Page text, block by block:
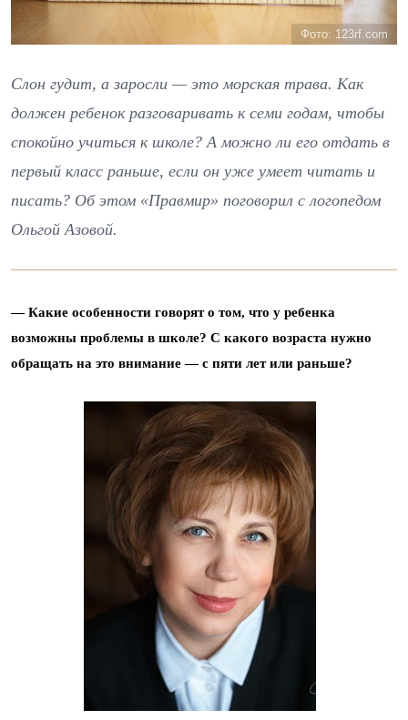
Фото: 123rf.com
Слон гудит, а заросли — это морская трава. Как
должен ребенок разговаривать к семи годам, чтобы
спокойно учиться к школе? А можно ли его отдать в
первый класс раньше, если он уже умеет читать и
писать? Об этом «Правмир» поговорил с логопедом
Ольгой Азовой.
— Какие особенности говорят о том, что у ребенка
возможны проблемы в школе? С какого возраста нужно
обращать на это внимание — с пяти лет или раньше?